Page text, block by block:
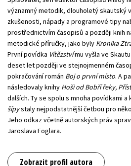
významný metodik, dlouholetý skautský
zkušenosti, nápady a programové tipy
prostřednictvím časopisů a později knih
metodické příručky, jako byly Kronika
První povídka Vítězstvímu vyšla ve
deset let později ve stejnojmenném
pokračování román Boj o první místo. A
následovaly knihy Hoši od Bobří řeky,
dalších. Ty se spolu s mnoha povídkami a
šípystaly nejpodstatnější četbou pro
Jeho odkaz včetně autorských práv
Jaroslava Foglara.
Zobrazit profil autora